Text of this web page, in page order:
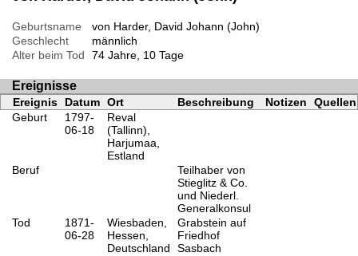
Geburtsname
von Harder, David Johann (John)
Geschlecht
männlich
Alter beim Tod
74 Jahre, 10 Tage
Ereignisse
Ereignis Datum Ort Beschreibung Notizen
Quellen
Geburt
1797-
06-18
Reval
(Tallinn),
Harjumaa,
Estland
Beruf
Teilhaber von
Stieglitz & Co.
und Niederl.
Generalkonsul
Tod
1871-
06-28
Wiesbaden,
Hessen,
Deutschland
Grabstein auf
Friedhof
Sasbach